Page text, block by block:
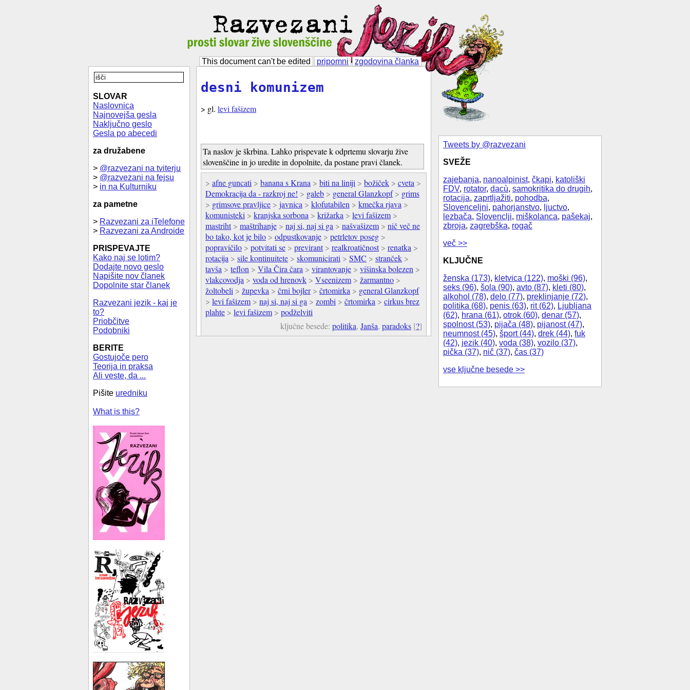
This document can't be edited pripomni zgodovina članka
Tweets by @razvezani
SVEŽE
zajebanja, nanoalpinist, čkapi, katoliški
FDV, rotator, dacù, samokritika do drugih,
rotacija, zaprtljažiti, pohodba,
Slovenceljni, pahorjanstvo, ljuctvo,
lezbača, Slovenclji, miškolanca, pašekaj,
zbroja, zagrebška, rogač
več >>
KLJUČNE
ženska (173), kletvica (122), moški (96),
seks (96), šola (90), avto (87), kleti (80),
alkohol (78), delo (77), preklinjanje (72),
politika (68), penis (63), rit (62), Ljubljana
(62), hrana (61), otrok (60), denar (57),
spolnost (53), pijača (48), pijanost (47),
neumnost (45), šport (44), drek (44), fuk
(42), jezik (40), voda (38), vozilo (37),
pička (37), nič (37), čas (37)
vse ključne besede >>
SLOVAR
Naslovnica
Najnovejša gesla
Naključno geslo
Gesla po abecedi
za družabene
> @razvezani na tviterju
> @razvezani na fejsu
> in na Kulturniku
za pametne
> Razvezani za iTelefone
> Razvezani za Androide
PRISPEVAJTE
Kako naj se lotim?
Dodajte novo geslo
Napišite nov članek
Dopolnite star članek
Razvezani jezik - kaj je
to?
Priobčitve
Podobniki
BERITE
Gostujoče pero
Teorija in praksa
Ali veste, da ...
Pišite uredniku
What is this?
desni komunizem
> gl. levi fašizem
Ta naslov je škrbina. Lahko prispevate k odprtemu slovarju žive
slovenščine in jo uredite in dopolnite, da postane pravi članek.
> afne guncati > banana s Krana > biti na liniji > božiček > cveta >
Demokracija da - razkroj ne! > galeb > general Glanzkopf> grims
> grimsove pravljice > javnica > klofutabilen > kmečka rjava >
komunisteki > kranjska sorbona > križarka > levi fašizem >
mastriht> maštrihanje > naj si, naj si ga > našvašizem > nič več ne
bo tako, kot je bilo > odpustkovanje > petrletov poseg >
popravičilo > potvitati se > previrant> realkroatičnost> renatka >
rotacija > sile kontinuitete > skomunicirati > SMC > stranček >
tavša > teflon > Vila Čira čara > virantovanje > višinska bolezen >
vlakcovodja > voda od hrenovk > Vseenizem > žarmantno >
žoltobeli > župevka > črni bojler> črtomirka > general Glanzkopf
> levi fašizem > naj si, naj si ga > zombi > črtomirka > cirkus brez
plahte > levi fašizem > podželviti
ključne besede: politika, Janša, paradoks [?]